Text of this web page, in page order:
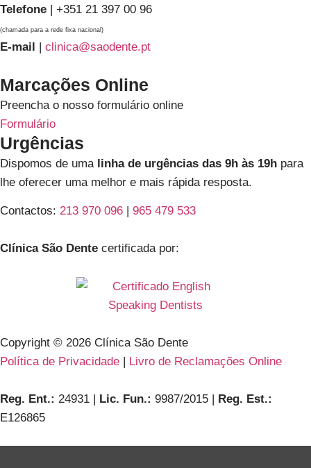
Telefone | +351 21 397 00 96
(chamada para a rede fixa nacional)
E-mail | clinica@saodente.pt
Marcações Online
Preencha o nosso formulário online
Formulário
Urgências
Dispomos de uma linha de urgências das 9h às 19h para
lhe oferecer uma melhor e mais rápida resposta.
Contactos: 213 970 096 | 965 479 533
Clínica São Dente certificada por:
Copyright © 2026 Clínica São Dente
Política de Privacidade | Livro de Reclamações Online
Reg. Ent.: 24931 | Lic. Fun.: 9987/2015 | Reg. Est.:
E126865